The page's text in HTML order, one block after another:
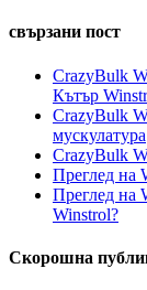
свързани пост
CrazyBulk
Кътър
CrazyBulk
мускулатура
CrazyBulk
Преглед на
Преглед на
Winstrol?
Скорошна